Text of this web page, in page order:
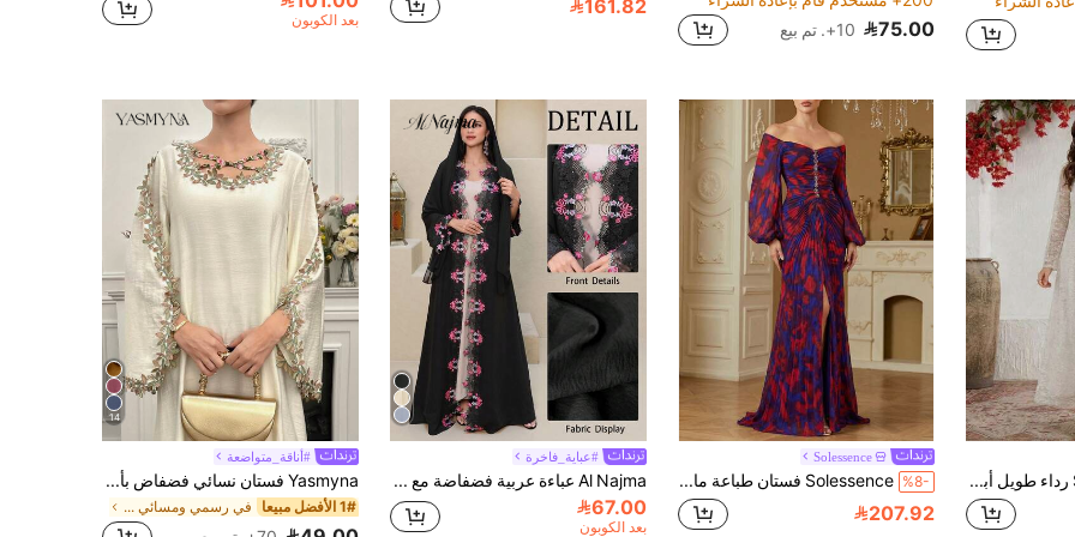
75.00 10+. تم بيع
161.82
بعد الكوبون
SHEIN Najma رداء طويل أبيض بياقة على شكل حرف V مع شرابات معلقة وأكمام طويلة من الدانتيل، رداء طويل محتشم للمسلمات
Solessence
%8- Solessence فستان طباعة مائية بتصميم الرقبة على شكل حرف V، مزين بطيات ومشغولات كريستالية، بأكمام طويلة متواضعة وتصميم كتف واحد
207.92
#عباية_فاخرة
Al Najma عباءة عربية فضفاضة مع أكمام واسعة وتطريز دانتيل أنيق ومتواضع للنساء
67.00
بعد الكوبون
14
#أناقة_متواضعة
Yasmyna فستان نسائي فضفاض بأكمام طويلة بطراز عربي مزين بتطريز وتصميم متقاطع
1# الأفضل مبيعا في رسمي ومسائي الملابس العربية